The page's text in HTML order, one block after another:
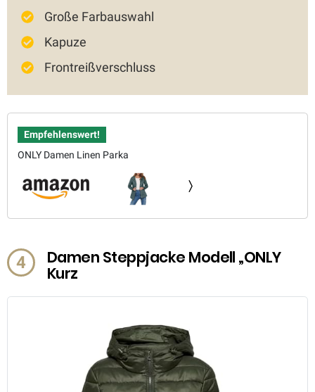
Große Farbauswahl
Kapuze
Frontreißverschluss
Empfehlenswert!
ONLY Damen Linen Parka
4 Damen Steppjacke Modell „ONLY
Kurz